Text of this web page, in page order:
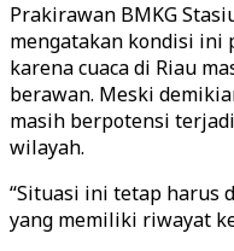
Prakirawan BMKG
mengatakan kondisi ini
karena cuaca di Riau
berawan. Meski
masih berpotensi
wilayah.
“Situasi ini tetap harus
yang memiliki riwayat